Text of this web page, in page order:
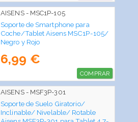
AISENS - MSC1P-105
Soporte de Smartphone para
Coche/Tablet Aisens MSC1P-105/
Negro y Rojo
6,99 €
COMPRAR
AISENS - MSF3P-301
Soporte de Suelo Giratorio/
Inclinable/ Nivelable/ Rotable